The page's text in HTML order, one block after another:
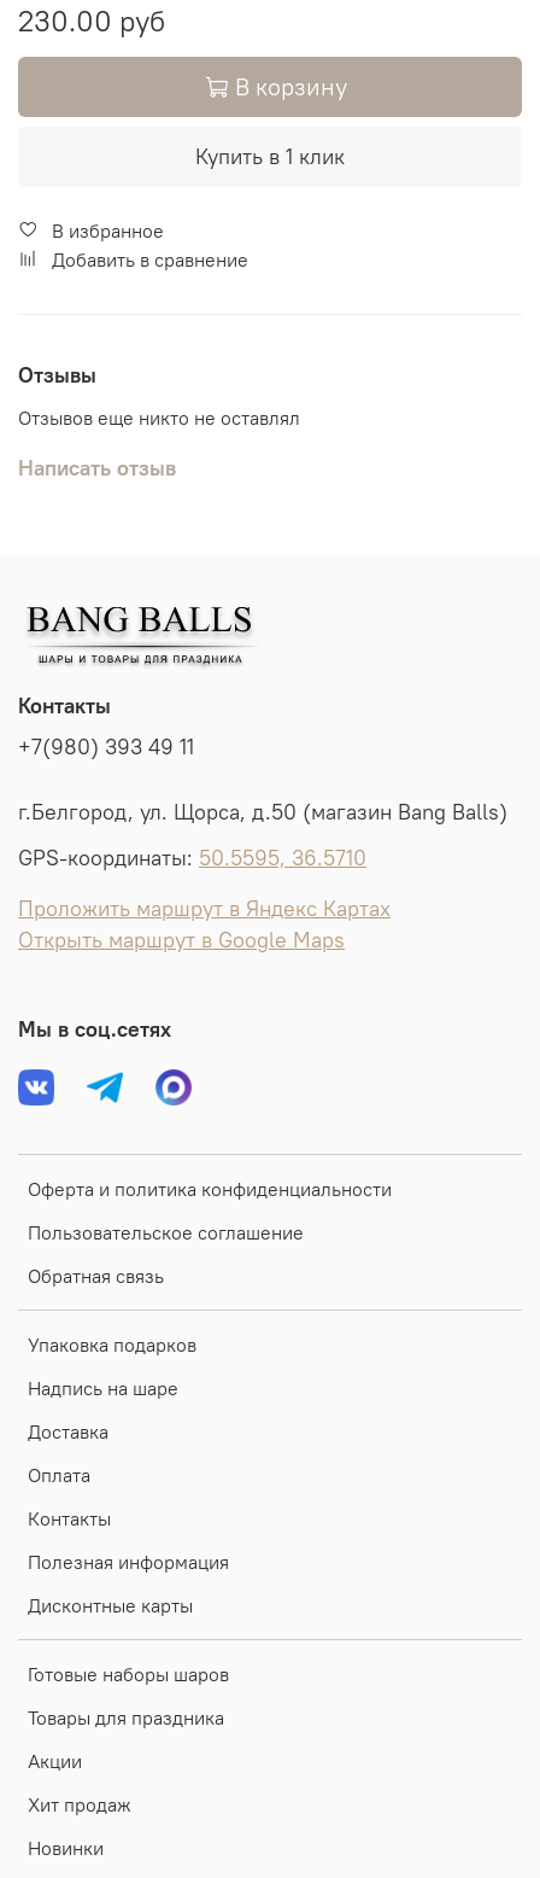
230.00 руб
В корзину
Купить в 1 клик
В избранное
Добавить в сравнение
Отзывы
Отзывов еще никто не оставлял
Написать отзыв
Оферта и политика конфиденциальности
Пользовательское соглашение
Обратная связь
Упаковка подарков
Надпись на шаре
Доставка
Оплата
Контакты
Полезная информация
Дисконтные карты
Готовые наборы шаров
Товары для праздника
Акции
Хит продаж
Новинки
Контакты
+7(980) 393 49 11
г.Белгород, ул. Щорса, д.50 (магазин Bang Balls)
GPS-координаты: 50.5595, 36.5710
Проложить маршрут в Яндекс Картах
Открыть маршрут в Google Maps
Мы в соц.сетях